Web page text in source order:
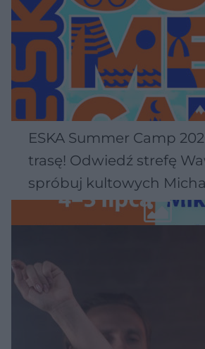
ESKA Summer Camp
trasę! Odwiedź strefę
spróbuj kultowych
Wawelu